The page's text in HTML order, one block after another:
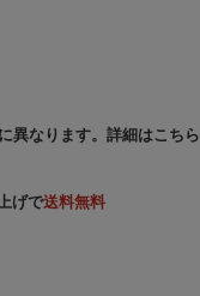
なります。 詳細はこちら
げで送料無料